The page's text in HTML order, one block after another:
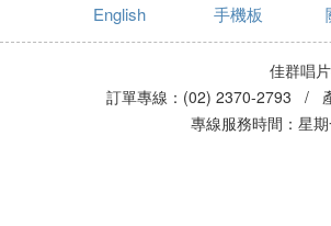
English 手機板
佳群唱
訂單專線：(02) 2370-2793 /
專線服務時間：星